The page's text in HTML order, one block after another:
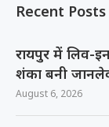
Recent Posts
रायपुर में लिव-इन
शंका बनी
August 6, 2026